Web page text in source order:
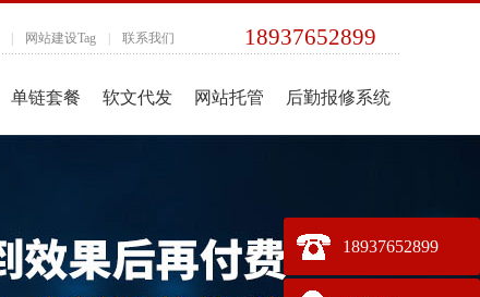
网站建设Tag 联系我们 18937652899
单链套餐 软文代发 网站托管 后勤报修系统
18937652899